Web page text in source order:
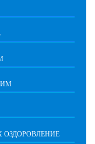
ОЗДОРОВЛЕНИЕ